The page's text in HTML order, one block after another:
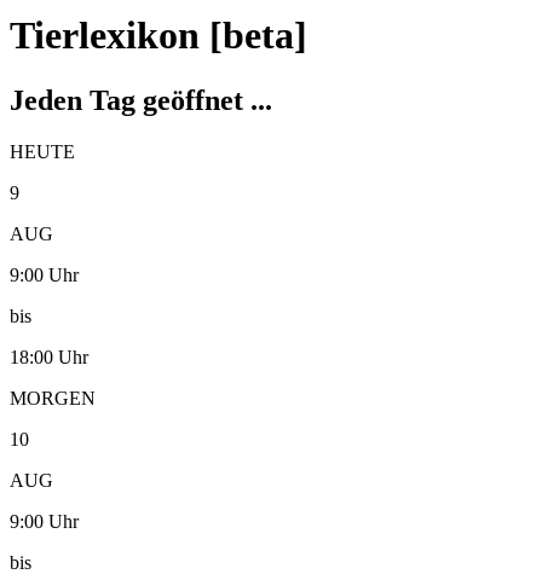
Tierlexikon [beta]
Jeden Tag geöffnet ...
HEUTE
9
AUG
9:00 Uhr
bis
18:00 Uhr
MORGEN
10
AUG
9:00 Uhr
bis